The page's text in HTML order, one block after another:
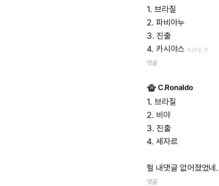
1. 브라질
2.파비아누
3.진출
4. 카시야스 624일 전
댓글
C.Ronaldo
1. 브라질
2. 비야
3.진출
4.세자르
헐 내댓글 없어졌었
댓글